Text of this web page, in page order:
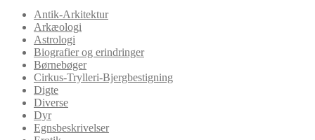
Antik-Arkitektur
Arkæologi
Astrologi
Biografier og erindringer
Børnebøger
Cirkus-Trylleri-Bjergbestigning
Digte
Diverse
Dyr
Egnsbeskrivelser